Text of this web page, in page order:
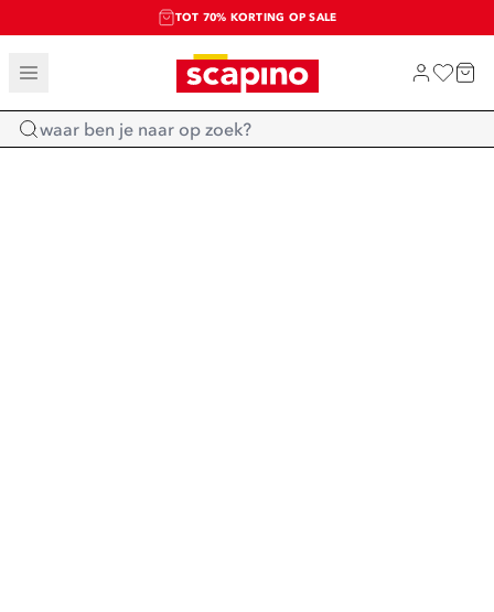
TOT 70% KORTING OP SALE
SALE: LAATSTE KANS!
SHOP NIEUW
Home